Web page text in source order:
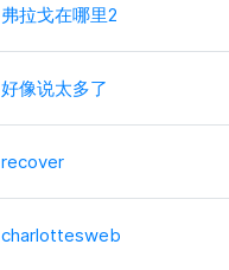
弗拉戈在哪里2
好像说太多了
recover
charlottesweb